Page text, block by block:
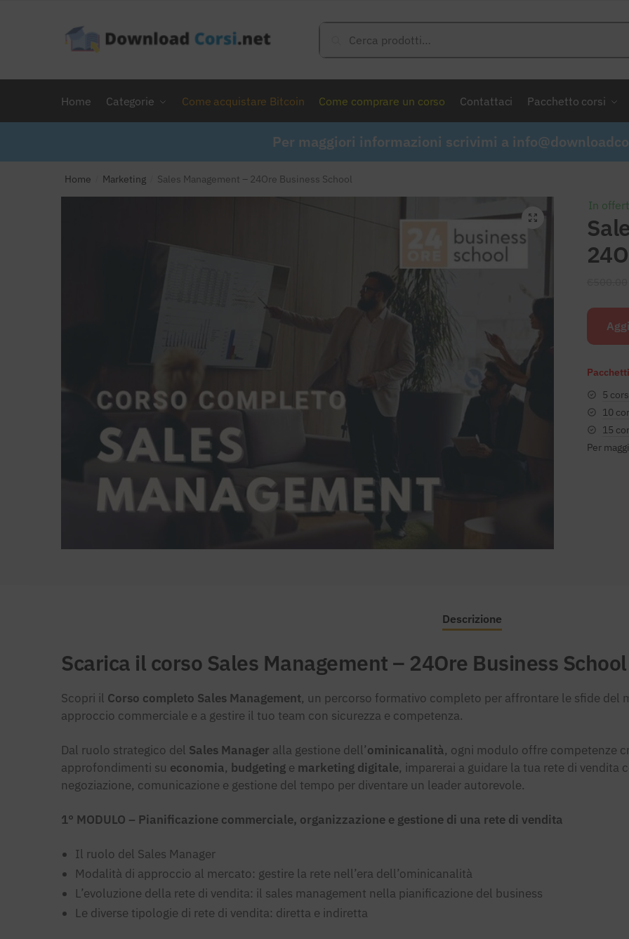
Cerca
Home Categorie Come acquistare Bitcoin Come comprare un corso Contattaci Pacchetto corsi
Per maggiori informazioni scrivimi a
Home Marketing Sales Management – 24Ore Business School
In
5
10
15
Per
Descrizione
Scarica il corso Sales Management – 24Ore Business School
Scopri il Corso completo Sales Management, un percorso formativo completo per affrontare le sfide del
approccio commerciale e a gestire il tuo team con sicurezza e competenza.
Dal ruolo strategico del Sales Manager alla gestione dell’ominicanalità, ogni modulo offre competenze
approfondimenti su economia, budgeting e marketing digitale, imparerai a guidare la tua rete di
negoziazione, comunicazione e gestione del tempo per diventare un leader autorevole.
1° MODULO – Pianificazione commerciale, organizzazione e gestione di una rete di vendita
Il ruolo del Sales Manager
Modalità di approccio al mercato: gestire la rete nell’era dell’ominicanalità
L’evoluzione della rete di vendita: il sales management nella pianificazione del business
Le diverse tipologie di rete di vendita: diretta e indiretta